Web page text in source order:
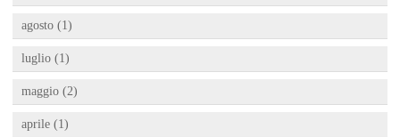
agosto (1)
luglio (1)
maggio (2)
aprile (1)